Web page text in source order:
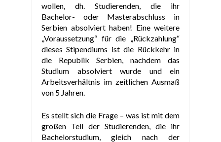
wollen, dh. Studierenden, die ihr
Bachelor- oder Masterabschluss in
Serbien absolviert haben! Eine weitere
„Voraussetzung“ für die „Rückzahlung“
dieses Stipendiums ist die Rückkehr in
die Republik Serbien, nachdem das
Studium absolviert wurde und ein
Arbeitsverhältnis im zeitlichen Ausmaß
von 5 Jahren.
Es stellt sich die Frage – was ist mit dem
großen Teil der Studierenden, die ihr
Bachelorstudium, gleich nach der